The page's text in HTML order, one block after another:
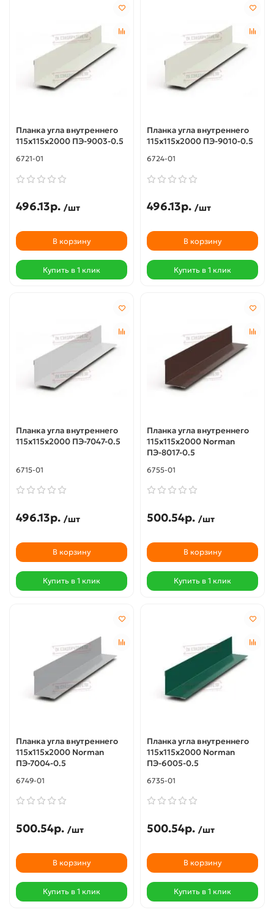
Планка угла внутреннего
115х115х2000 ПЭ-9003-0.5
6721-01
496.13р. /шт
В корзину
Купить в 1 клик
Планка угла внутреннего
115х115х2000 ПЭ-9010-0.5
6724-01
496.13р. /шт
В корзину
Купить в 1 клик
Планка угла внутреннего
115х115х2000 ПЭ-7047-0.5
6715-01
496.13р. /шт
В корзину
Купить в 1 клик
Планка угла внутреннего
115х115х2000 Norman
ПЭ-8017-0.5
6755-01
500.54р. /шт
В корзину
Купить в 1 клик
Планка угла внутреннего
115х115х2000 Norman
ПЭ-7004-0.5
6749-01
500.54р. /шт
В корзину
Купить в 1 клик
Планка угла внутреннего
115х115х2000 Norman
ПЭ-6005-0.5
6735-01
500.54р. /шт
В корзину
Купить в 1 клик